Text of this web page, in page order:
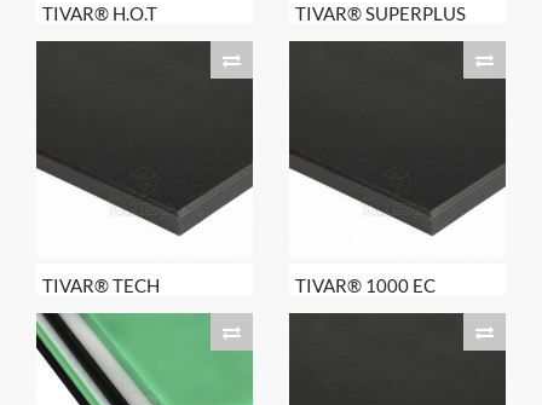
TIVAR® H.O.T TIVAR® SUPERPLUS
TIVAR® TECH TIVAR® 1000 EC